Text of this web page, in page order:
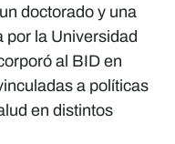
doctorado y una
por la Universidad
al BID en
a políticas
en distintos